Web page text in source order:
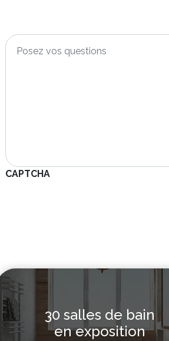
Posez
vos
CAPTCHA
30 salles de bain
en exposition